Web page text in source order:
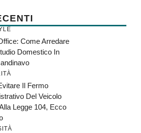
Come Arredare
Domestico In
Il Fermo
Del Veicolo
Legge 104, Ecco